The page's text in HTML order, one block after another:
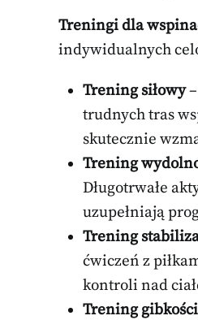
Treningi dla
indywidualnych
Trening siłowy–
trudnych tras
skutecznie
Trening
Długotrwałe
uzupełniają
Trening
ćwiczeń z
kontroli nad
Trening gibkości